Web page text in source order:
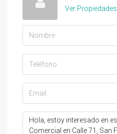
Ver Propiedades